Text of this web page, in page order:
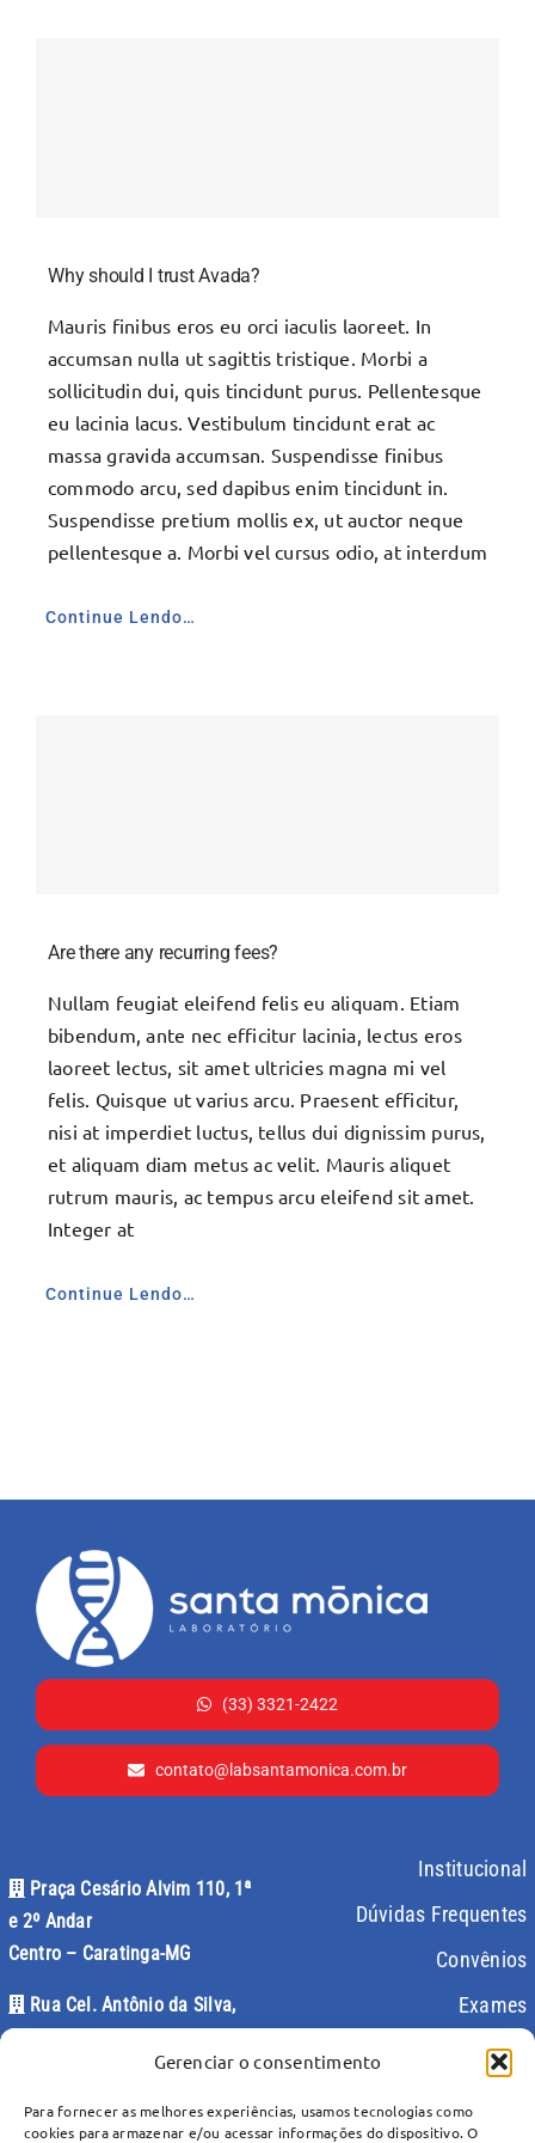
Gerenciar o consentimento
Para fornecer as melhores experiências, usamos tecnologias como
cookies para armazenar e/ou acessar informações do dispositivo. O
Why should I trust Avada?
Mauris finibus eros eu orci iaculis laoreet. In
accumsan nulla ut sagittis tristique. Morbi a
sollicitudin dui, quis tincidunt purus. Pellentesque
eu lacinia lacus. Vestibulum tincidunt erat ac
massa gravida accumsan. Suspendisse finibus
commodo arcu, sed dapibus enim tincidunt in.
Suspendisse pretium mollis ex, ut auctor neque
pellentesque a. Morbi vel cursus odio, at interdum
Continue Lendo…
Are there any recurring fees?
Nullam feugiat eleifend felis eu aliquam. Etiam
bibendum, ante nec efficitur lacinia, lectus eros
laoreet lectus, sit amet ultricies magna mi vel
felis. Quisque ut varius arcu. Praesent efficitur,
nisi at imperdiet luctus, tellus dui dignissim purus,
et aliquam diam metus ac velit. Mauris aliquet
rutrum mauris, ac tempus arcu eleifend sit amet.
Integer at
Continue Lendo…
(33) 3321-2422
contato@labsantamonica.com.br
Praça Cesário Alvim 110, 1ª
e 2º Andar
Centro – Caratinga-MG
Rua Cel. Antônio da Silva,
521 – Loja
Centro – Caratinga-MG
Rua Cel. Antônio Fernandes,
Institucional
Dúvidas Frequentes
Convênios
Exames
Artigos Médicos